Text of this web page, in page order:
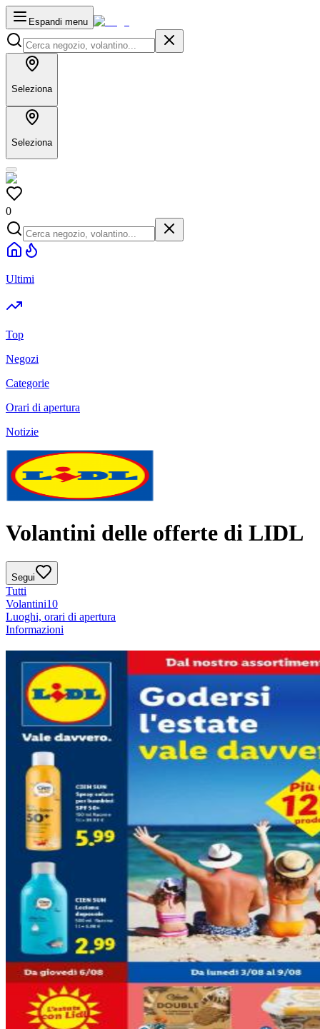
Espandi menu
Seleziona
Seleziona
0
Ultimi
Top
Negozi
Categorie
Orari di apertura
Notizie
Volantini delle offerte di LIDL
Segui
Tutti
Volantini10
Luoghi, orari di apertura
Informazioni